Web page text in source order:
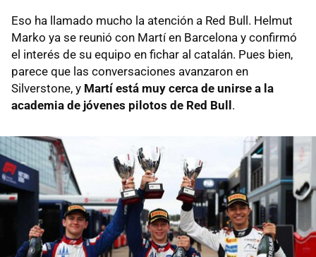
Eso ha llamado mucho la atención a Red Bull. Helmut
Marko ya se reunió con Martí en Barcelona y confirmó
el interés de su equipo en fichar al catalán. Pues bien,
parece que las conversaciones avanzaron en
Silverstone, y Martí está muy cerca de unirse a la
academia de jóvenes pilotos de Red Bull.